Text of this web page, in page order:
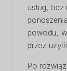
usług,
powodu,
przez
Po